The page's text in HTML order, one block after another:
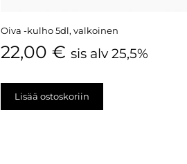
Oiva -kulho 5dl, valkoinen
22,00 € sis alv 25,5%
Lisää ostoskoriin